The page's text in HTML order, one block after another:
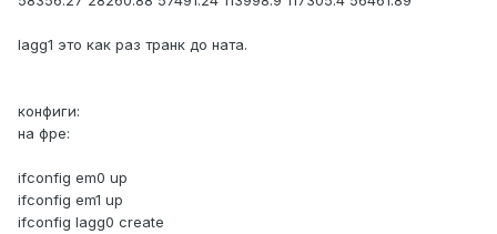
lagg1 это как раз транк до ната.
конфиги:
на фре:
ifconfig em0 up
ifconfig em1 up
ifconfig lagg0 create